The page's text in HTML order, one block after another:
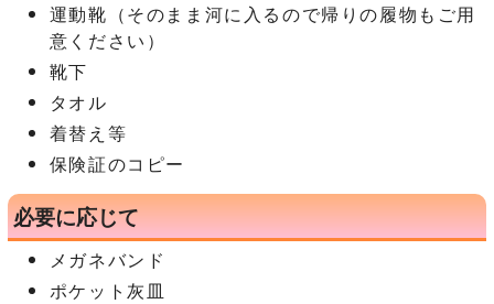
運動靴（そのまま河に入るので帰りの履物もご用
意ください）
靴下
タオル
着替え等
保険証のコピー
必要に応じて
メガネバンド
ポケット灰皿